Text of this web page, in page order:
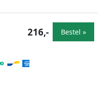
216,- Bestel »